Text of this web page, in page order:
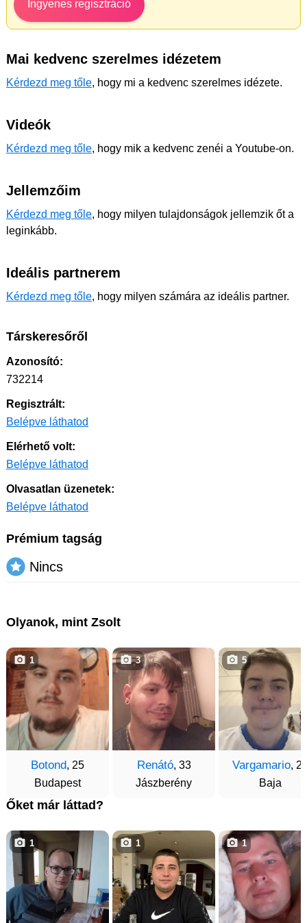
Ingyenes regisztráció
Mai kedvenc szerelmes idézetem
Kérdezd meg tőle, hogy mi a kedvenc szerelmes idézete.
Videók
Kérdezd meg tőle, hogy mik a kedvenc zenéi a Youtube-on.
Jellemzőim
Kérdezd meg tőle, hogy milyen tulajdonságok jellemzik őt a
leginkább.
Ideális partnerem
Kérdezd meg tőle, hogy milyen számára az ideális partner.
Társkeresőről
Azonosító:
732214
Regisztrált:
Belépve láthatod
Elérhető volt:
Belépve láthatod
Olvasatlan üzenetek:
Belépve láthatod
Prémium tagság
Nincs
Olyanok, mint Zsolt
Botond, 25
Budapest
1
Renátó, 33
Jászberény
3
Vargamario,
Baja
5
Őket már láttad?
1 1 1